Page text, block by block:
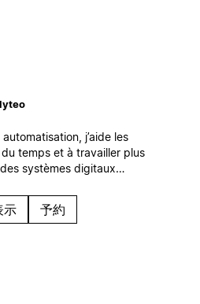
j’aide les
temps et à travailler plus
systèmes digitaux
示 予約